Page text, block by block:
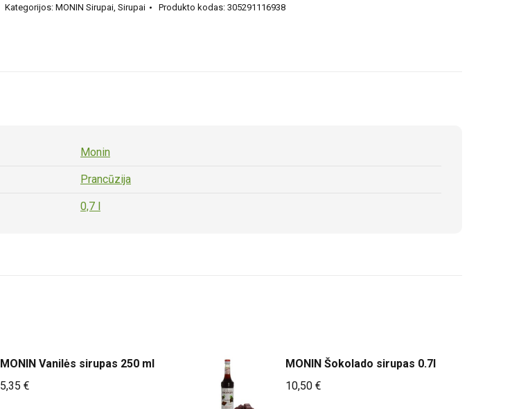
Žemuogių
Kategorijos: MONIN Sirupai, Sirupai Produkto kodas: 305291116938
Monin
Prancūzija
0,7 l
MONIN Vanilės sirupas 250 ml
5,35 €
MONIN Šokolado sirupas 0.7l
10,50 €